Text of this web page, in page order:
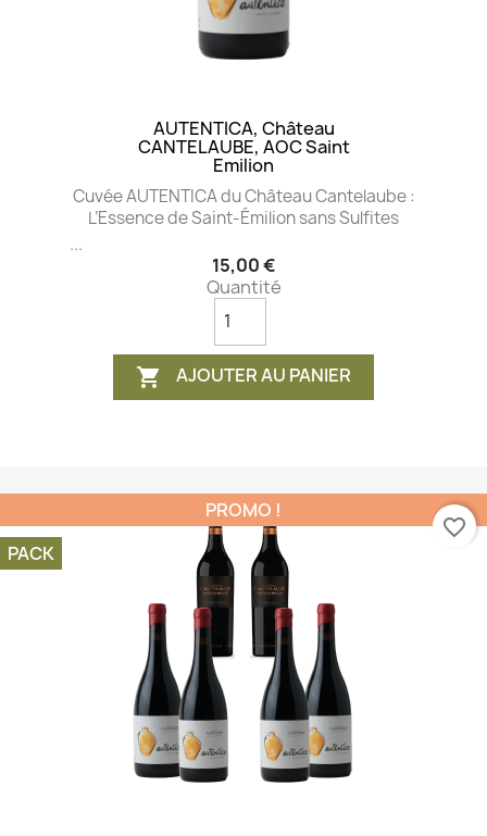
AUTENTICA, Château
CANTELAUBE, AOC Saint
Emilion
Cuvée AUTENTICA du Château Cantelaube :
L’Essence de Saint-Émilion sans Sulfites
...
15,00 €
Quantité
 AJOUTER AU PANIER
PROMO !
PACK
favorite_border